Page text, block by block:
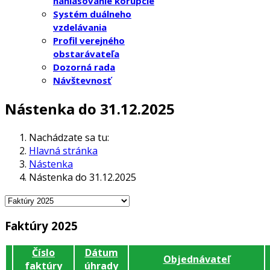
Systém duálneho
vzdelávania
Profil verejného
obstarávateľa
Dozorná rada
Návštevnosť
Nástenka do 31.12.2025
Nachádzate sa tu:
Hlavná stránka
Nástenka
Nástenka do 31.12.2025
Faktúry 2025
Číslo
faktúry
Dátum
úhrady
Objednávateľ